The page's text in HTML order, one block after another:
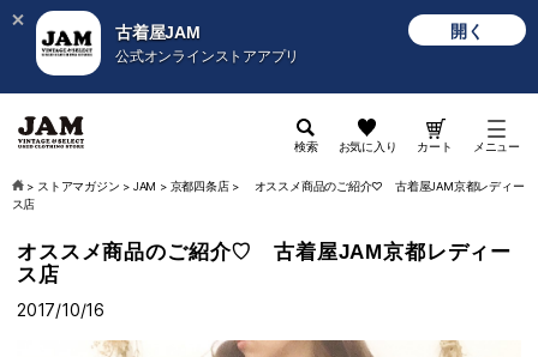
古着屋JAM
公式オンラインストアアプリ
開く
検索 お気に入り カート メニュー
> ストアマガジン > JAM > 京都四条店>
オススメ商品のご紹介♡ 古着屋JAM京都レディー
ス店
オススメ商品のご紹介♡ 古着屋JAM京都レディー
ス店
2017/10/16